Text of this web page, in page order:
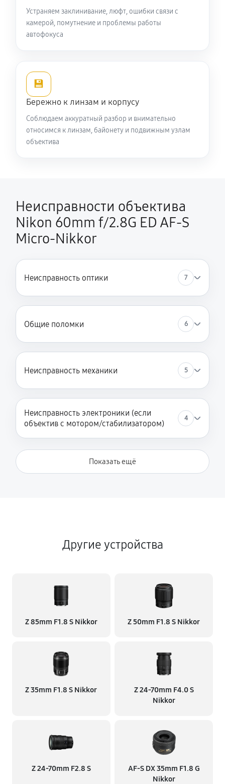
Устраняем заклинивание, люфт, ошибки связи с
камерой, помутнение и проблемы работы
автофокуса
💾
Бережно к линзам и корпусу
Соблюдаем аккуратный разбор и внимательно
относимся к линзам, байонету и подвижным узлам
объектива
Неисправности объектива
Nikon 60mm f/2.8G ED AF-S
Micro-Nikkor
Неисправность оптики 7
Общие поломки 6
Неисправность механики 5
Неисправность электроники (если
объектив с мотором/стабилизатором)
4
Показать ещё
Другие устройства
Z 85mm F1.8 S Nikkor Z 50mm F1.8 S Nikkor
Z 35mm F1.8 S Nikkor
Z 24-70mm F4.0 S
Nikkor
Z 24-70mm F2.8 S
AF-S DX 35mm F1.8 G
Nikkor